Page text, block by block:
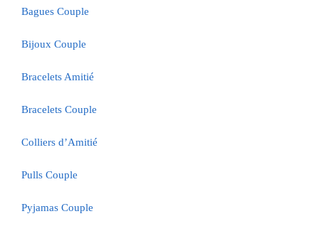
Bagues Couple
Bijoux Couple
Bracelets Amitié
Bracelets Couple
Colliers d’Amitié
Pulls Couple
Pyjamas Couple